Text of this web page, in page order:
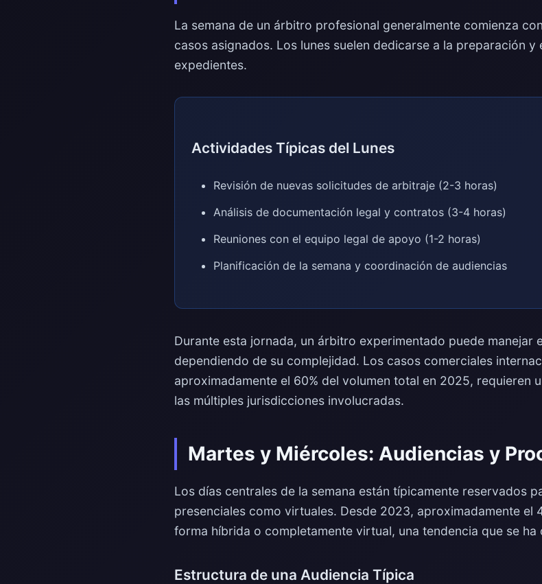
La semana de un árbitro profesional generalmente comienza
casos asignados. Los lunes suelen dedicarse a la preparación y
expedientes.
Actividades Típicas del Lunes
Revisión de nuevas solicitudes de arbitraje (2-3 horas)
Análisis de documentación legal y contratos (3-4 horas)
Reuniones con el equipo legal de apoyo (1-2 horas)
Planificación de la semana y coordinación de audiencias
Durante esta jornada, un árbitro experimentado puede manejar
dependiendo de su complejidad. Los casos comerciales
aproximadamente el 60% del volumen total en 2025, requieren
las múltiples jurisdicciones involucradas.
Martes y Miércoles: Audiencias y
Los días centrales de la semana están típicamente reservados
presenciales como virtuales. Desde 2023, aproximadamente el
forma híbrida o completamente virtual, una tendencia que se
Estructura de una Audiencia Típica